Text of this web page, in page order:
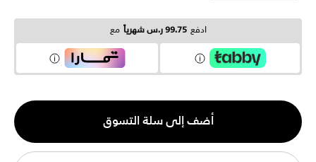
ادفع 99.75 ر.س شهرياً مع
الكمية
1
أضف إلى سلة التسوق